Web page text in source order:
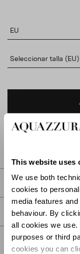
This website uses
We use both
cookies to
media features
behaviour. By
all cookies we use.
purposes or third
cookies you can
EU
Seleccionar talla (EU)
DESCRIPCIÓN
DETALLES
CUIDADOS